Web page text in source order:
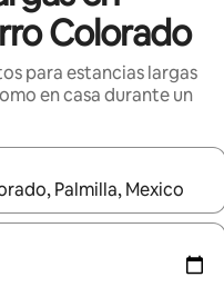
Colorado
para estancias largas
en casa durante un
estén disponibles, podrás